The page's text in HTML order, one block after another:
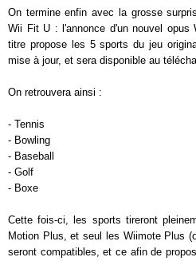
On termine enfin avec la grosse
Wii Fit U : l'annonce d'un nouvel
titre propose les 5 sports du jeu
mise à jour, et sera disponible au
On retrouvera ainsi :
- Tennis
- Bowling
- Baseball
- Golf
- Boxe
Cette fois-ci, les sports tireront
Motion Plus, et seul les Wiimote Plus
seront compatibles, et ce afin de